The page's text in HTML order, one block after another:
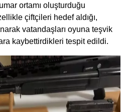
ortamı oluşturduğu
çiftçileri hedef aldığı,
vatandaşları oyuna teşvik
kaybettirdikleri tespit edildi.